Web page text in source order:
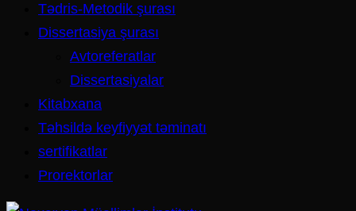
Tədris-Metodik şurası
Dissertasiya şurası
Avtoreferatlar
Dissertasiyalar
Kitabxana
Təhsildə keyfiyyət təminatı
sertifikatlar
Prorektorlar